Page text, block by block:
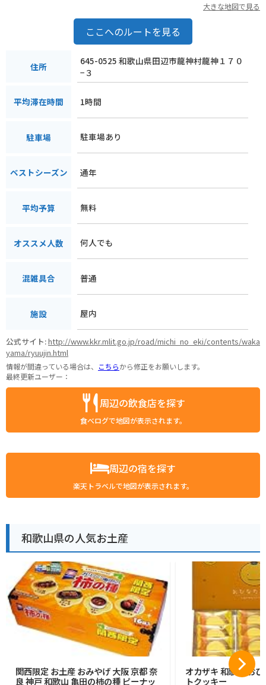
大きな地図で見る
ここへのルートを見る
住所
645-0525 和歌山県田辺市龍神村龍神１７０
−３
平均滞在時間 1時間
駐車場 駐車場あり
ベストシーズン 通年
平均予算 無料
オススメ人数 何人でも
混雑具合 普通
施設 屋内
公式サイト:http://www.kkr.mlit.go.jp/road/michi_no_eki/contents/waka
yama/ryuujin.html
情報が間違っている場合は、 こちらから修正をお願いします。
最終更新ユーザー：
周辺の飲食店を探す
食べログで地図が表示されます。
周辺の宿を探す
楽天トラベルで地図が表示されます。
和歌山県の人気お土産
関西限定 お土産 おみやげ 大阪 京都 奈
良 神戸 和歌山 亀田の柿の種 ピーナッ
オカザキ 和歌山 お
トクッキー